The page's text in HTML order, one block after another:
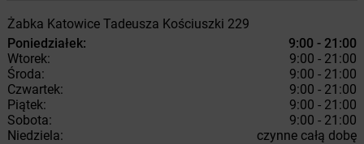
Żabka Katowice Tadeusza Kościuszki 229
Poniedziałek:
9:00 - 21:00
Wtorek:
9:00 - 21:00
Środa:
9:00 - 21:00
Czwartek:
9:00 - 21:00
Piątek:
9:00 - 21:00
Sobota:
9:00 - 21:00
Niedziela:
czynne całą dobę